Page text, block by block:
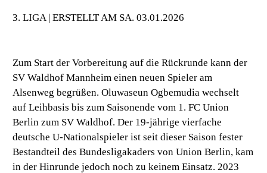
3. LIGA | ERSTELLT AM SA. 03.01.2026
Zum Start der Vorbereitung auf die Rückrunde kann der
SV Waldhof Mannheim einen neuen Spieler am
Alsenweg begrüßen. Oluwaseun Ogbemudia wechselt
auf Leihbasis bis zum Saisonende vom 1. FC Union
Berlin zum SV Waldhof. Der 19-jährige vierfache
deutsche U-Nationalspieler ist seit dieser Saison fester
Bestandteil des Bundesligakaders von Union Berlin, kam
in der Hinrunde jedoch noch zu keinem Einsatz. 2023